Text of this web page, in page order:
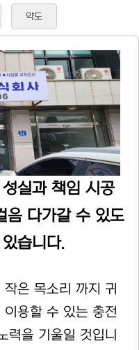
약도
실과 책임 시공
음 다가갈 수 있도
습니다.
은 목소리 까지 귀
용할 수 있는 충전
력을 기울일 것입니